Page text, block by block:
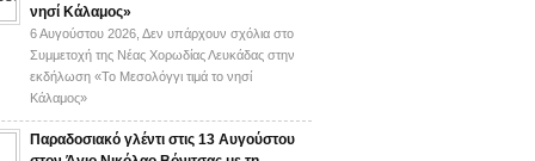
νησί Κάλαμος»
6 Αυγούστου 2026, Δεν υπάρχουν σχόλια στο
Συμμετοχή της Νέας Χορωδίας Λευκάδας στην
εκδήλωση «Το Μεσολόγγι τιμά το νησί
Κάλαμος»
Παραδοσιακό γλέντι στις 13 Αυγούστου